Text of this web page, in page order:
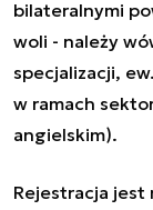
bilateralnymi
woli - należy
specjalizacji,
w ramach
angielskim).
Rejestracja jest